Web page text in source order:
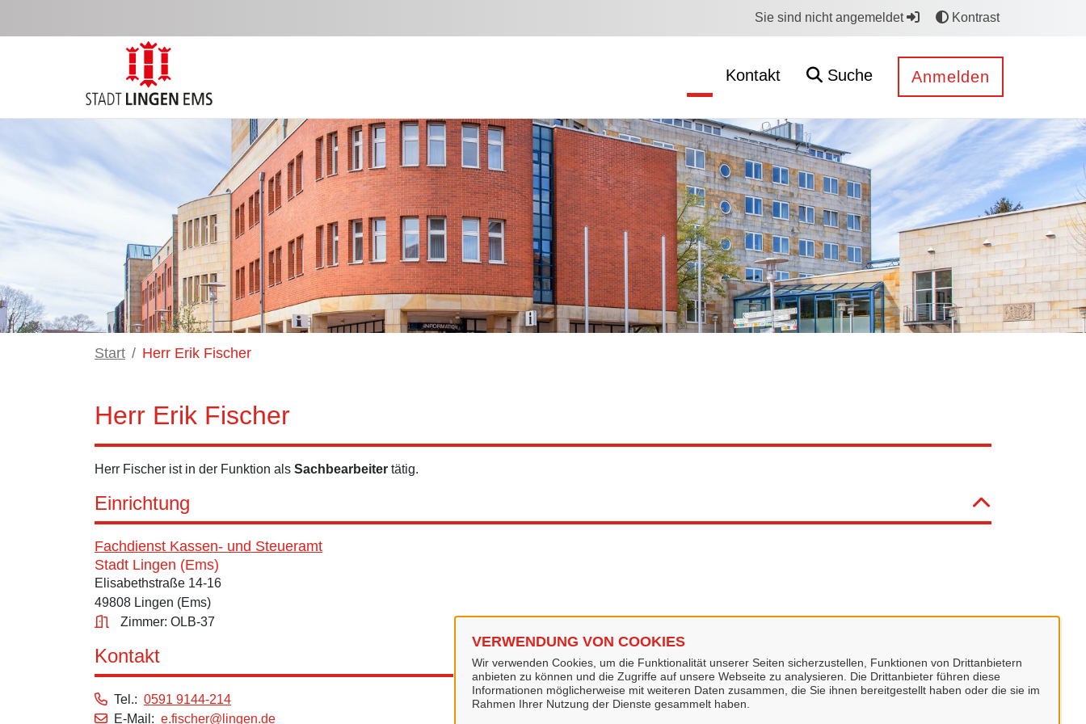
VERWENDUNG VON COOKIES
Wir verwenden Cookies, um die Funktionalität unserer Seiten sicherzustellen, Funktionen von Drittanbietern
anbieten zu können und die Zugriffe auf unsere Webseite zu analysieren. Die Drittanbieter führen diese
Informationen möglicherweise mit weiteren Daten zusammen, die Sie ihnen bereitgestellt haben oder die sie im
Rahmen Ihrer Nutzung der Dienste gesammelt haben.
Sie sind nicht angemeldet Kontrast
Kontakt Suche Anmelden
Start Herr Erik Fischer
Herr Erik Fischer
Herr Fischer ist in der Funktion als Sachbearbeiter tätig.
Einrichtung
Fachdienst Kassen- und Steueramt
Stadt Lingen (Ems)
Elisabethstraße 14-16
49808 Lingen (Ems)
Zimmer: OLB-37
Kontakt
Tel.: 0591 9144-214
E-Mail: e.fischer@lingen.de